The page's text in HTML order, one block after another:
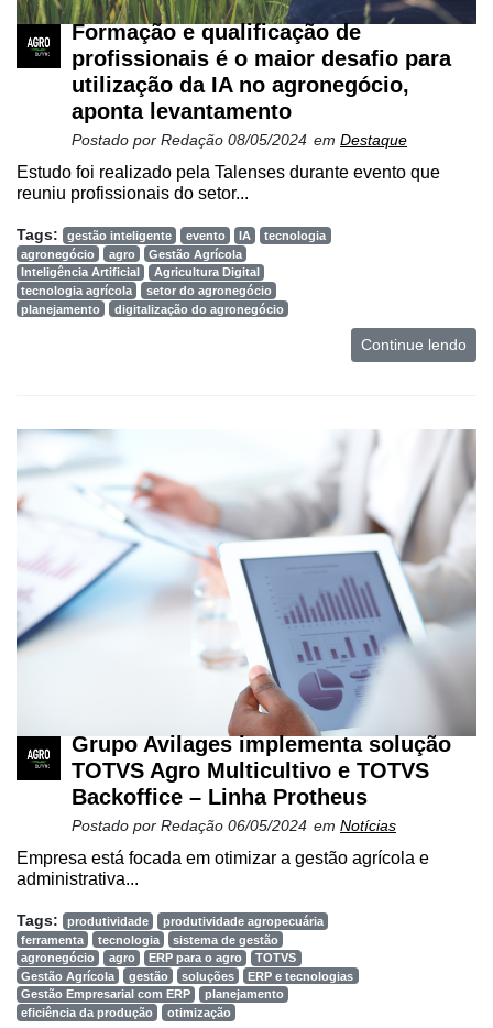
Formação e qualificação de
profissionais é o maior desafio para
utilização da IA no agronegócio,
aponta levantamento
Postado por Redação 08/05/2024 em Destaque
Estudo foi realizado pela Talenses durante evento que
reuniu profissionais do setor...
Tags: gestão inteligente evento IA
tecnologia
agronegócio
agro
Gestão Agrícola
Inteligência Artificial
Agricultura Digital
tecnologia agrícola
setor do agronegócio
planejamento
digitalização do agronegócio
Continue lendo
Grupo Avilages implementa solução
TOTVS Agro Multicultivo e TOTVS
Backoffice – Linha Protheus
Postado por Redação 06/05/2024 em Notícias
Empresa está focada em otimizar a gestão agrícola e
administrativa...
Tags: produtividade
produtividade agropecuária
ferramenta
tecnologia
sistema de gestão
agronegócio
agro ERP para o agro
TOTVS
Gestão Agrícola
gestão soluções
ERP e tecnologias
Gestão Empresarial com ERP
planejamento
eficiência da produção
otimização